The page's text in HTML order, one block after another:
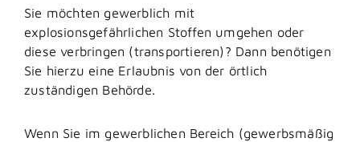
Sie möchten gewerblich mit
explosionsgefährlichen Stoffen umgehen oder
diese verbringen (transportieren)? Dann benötigen
Sie hierzu eine Erlaubnis von der örtlich
zuständigen Behörde.
Wenn Sie im gewerblichen Bereich (gewerbsmäßig